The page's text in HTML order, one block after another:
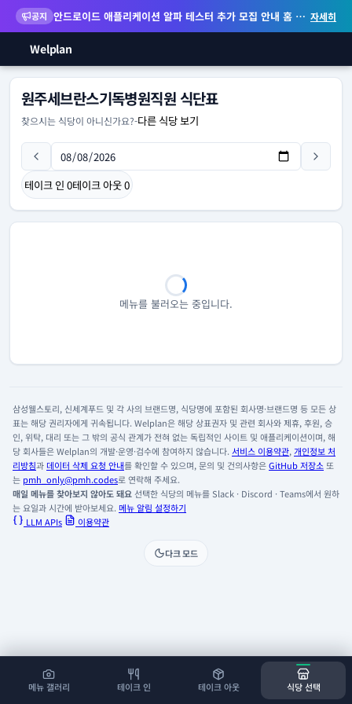
공지 안드로이드 애플리케이션 알파 테스터 추가 모집 안내 홈 화면 위젯 등 지원 자세히
Welplan
메뉴 갤러리 테이크 인 테이크 아웃 식당 선택
원주세브란스기독병원직원 식단표
찾으시는 식당이 아니신가요?-다른 식당 보기
테이크 인 0테이크 아웃0
메뉴를 불러오는 중입니다.
삼성웰스토리, 신세계푸드 및 각 사의 브랜드명, 식당명에 포함된 회사명·브랜드명 등 모든 상
표는 해당 권리자에게 귀속됩니다. Welplan은 해당 상표권자 및 관련 회사와 제휴, 후원, 승
인, 위탁, 대리 또는 그 밖의 공식 관계가 전혀 없는 독립적인 사이트 및 애플리케이션이며, 해
당 회사들은 Welplan의 개발·운영·검수에 참여하지 않습니다. 서비스 이용약관, 개인정보 처
리방침과데이터 삭제 요청 안내를 확인할 수 있으며, 문의 및 건의사항은GitHub 저장소 또
는 pmh_only@pmh.codes로 연락해 주세요.
매일 메뉴를 찾아보지 않아도 돼요선택한 식당의 메뉴를 Slack · Discord · Teams에서 원하
는 요일과 시간에 받아보세요. 메뉴 알림 설정하기
LLM APIs
이용약관
다크 모드